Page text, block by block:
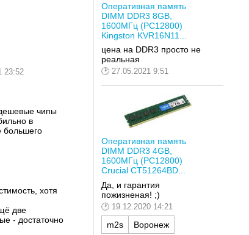
23:52
чипы
в
большего
хотя
две
- достаточно
Оперативная память
DIMM DDR3 8GB,
1600МГц (PC12800)
Kingston KVR16N11...
цена на DDR3 просто не
реальная
27.05.2021 9:51
Оперативная память
DIMM DDR3 4GB,
1600МГц (PC12800)
Crucial CT51264BD...
Да, и гарантия
пожизненая! ;)
19.12.2020 14:21
m2s Воронеж